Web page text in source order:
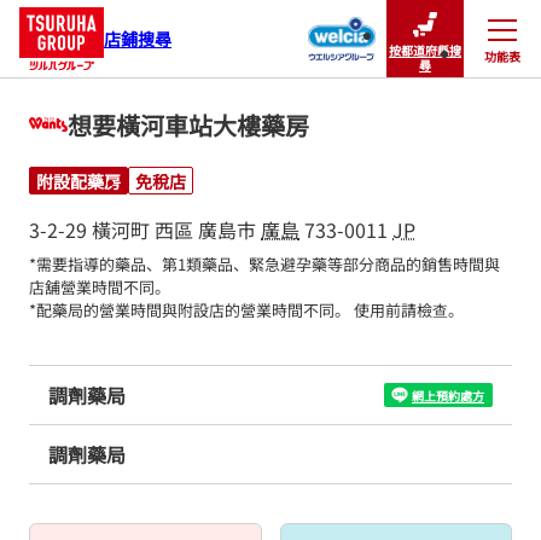
店鋪搜尋
按都道府縣搜
尋
功能表
關閉
想要橫河車站大樓藥房
附設配藥房 免稅店
3-2-29 橫河町 西區 廣島市 廣島733-0011 JP
*需要指導的藥品、第1類藥品、緊急避孕藥等部分商品的銷售時間與
店舖營業時間不同。
*配藥局的營業時間與附設店的營業時間不同。 使用前請檢查。
調劑藥局 網上預約處方
調劑藥局